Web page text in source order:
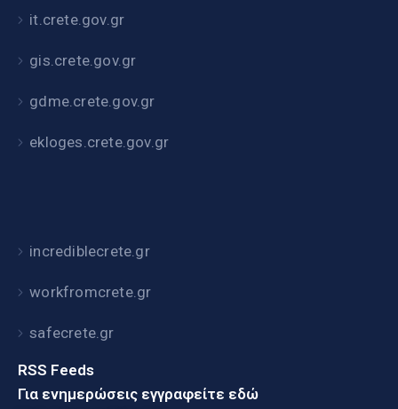
it.crete.gov.gr
gis.crete.gov.gr
gdme.crete.gov.gr
ekloges.crete.gov.gr
incrediblecrete.gr
workfromcrete.gr
safecrete.gr
RSS Feeds
Για ενημερώσεις εγγραφείτε εδώ